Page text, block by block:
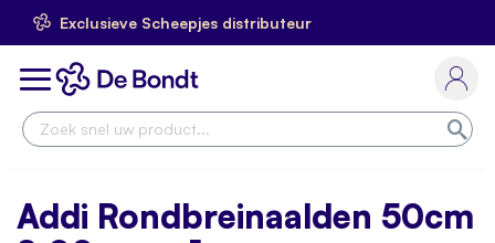
Exclusieve Scheepjes distributeur
Ga
naar
de
Toggle
Addi Rondbreinaalden 50cm